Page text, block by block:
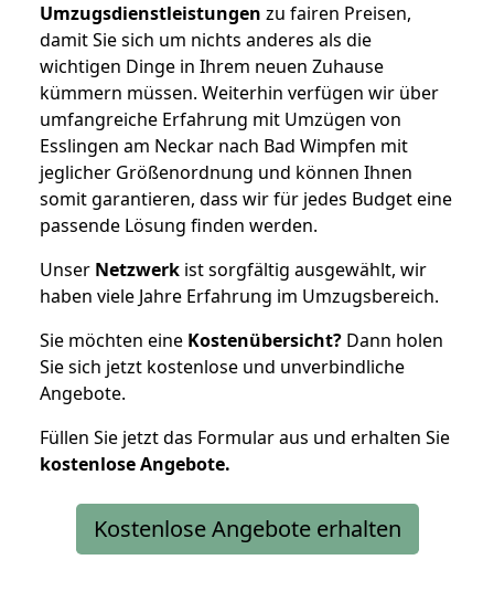
Umzugsdienstleistungen zu fairen Preisen,
damit Sie sich um nichts anderes als die
wichtigen Dinge in Ihrem neuen Zuhause
kümmern müssen. Weiterhin verfügen wir über
umfangreiche Erfahrung mit Umzügen von
Esslingen am Neckar nach Bad Wimpfen mit
jeglicher Größenordnung und können Ihnen
somit garantieren, dass wir für jedes Budget eine
passende Lösung finden werden.
Unser Netzwerk ist sorgfältig ausgewählt, wir
haben viele Jahre Erfahrung im Umzugsbereich.
Sie möchten eine Kostenübersicht? Dann holen
Sie sich jetzt kostenlose und unverbindliche
Angebote.
Füllen Sie jetzt das Formular aus und erhalten Sie
kostenloseAngebote.
Kostenlose Angebote erhalten